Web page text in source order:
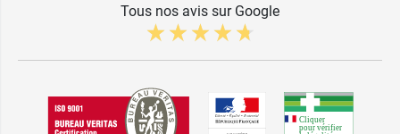
Tous nos avis sur Google